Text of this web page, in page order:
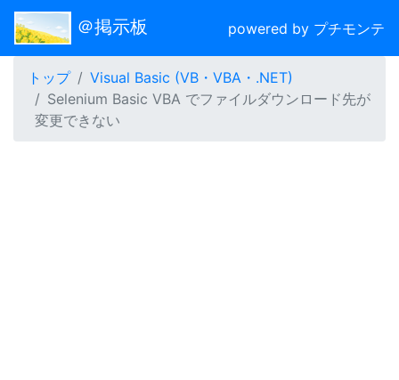
＠掲示板 powered by プチモンテ
トップ
Visual Basic (VB・VBA・.NET)
Selenium Basic VBA でファイルダウンロード先が
変更できない